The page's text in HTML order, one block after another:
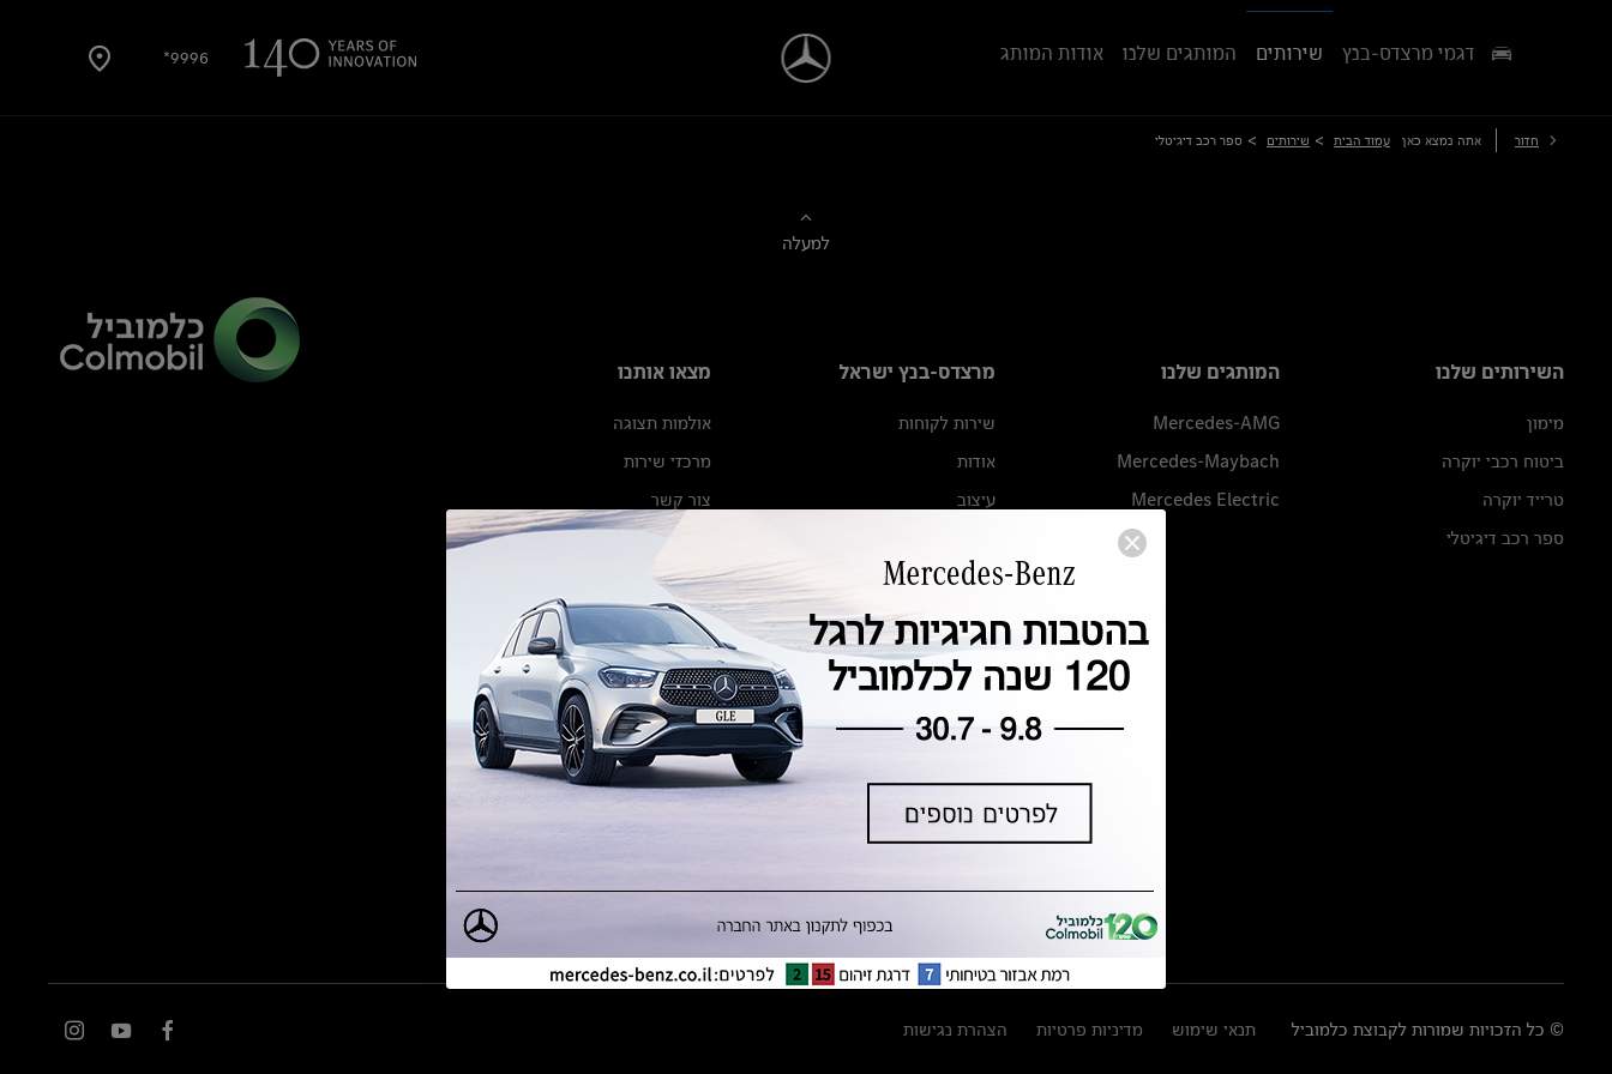
9996* דגמי מרצדס-בנץ שירותים המותגים שלנו אודות המותג
חזור אתה נמצא כאן עמוד הבית > שירותים > ספר רכב דיגיטלי
למעלה
השירותים שלנו
מימון
ביטוח רכבי יוקרה
טרייד יוקרה
ספר רכב דיגיטלי
המותגים שלנו
Mercedes-AMG
Mercedes-Maybach
Mercedes Electric
מרצדס-בנץ ישראל
שירות לקוחות
אודות
עיצוב
מגזין מרצדס-בנץ
ספרי רכב מרצדס-בנץ
נתוני זיהום אוויר וצריכת דלק וחשמל
נתוני תווית צמיגים
מחירון חלפים
הודעה על הטבות לרכבי מרצדס בהסדר
מצאו אותנו
אולמות תצוגה
מרכזי שירות
צור קשר
© כל הזכויות שמורות לקבוצת כלמוביל תנאי שימוש מדיניות פרטיות הצהרת נגישות